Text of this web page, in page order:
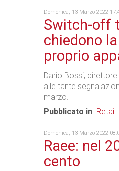
Domenica, 13 Marzo 2022
Switch-off
chiedono
proprio
Dario Bossi,
alle tante
marzo.
Pubblicato in Retail
Domenica, 13 Marzo 2022
Raee: nel
cento